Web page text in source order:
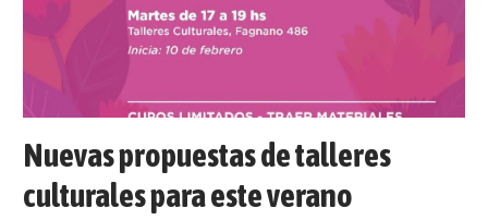
Nuevas propuestas de talleres
culturales para este verano